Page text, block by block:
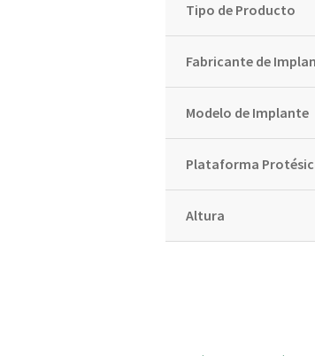
Tipo de Producto
Fabricante de
Modelo de Implante
Plataforma
Altura